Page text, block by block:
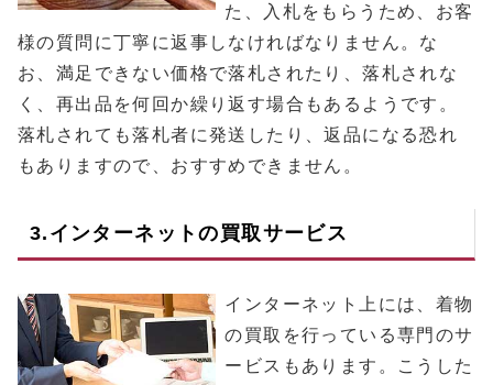
た、入札をもらうため、お客
様の質問に丁寧に返事しなければなりません。な
お、満足できない価格で落札されたり、落札されな
く、再出品を何回か繰り返す場合もあるようです。
落札されても落札者に発送したり、返品になる恐れ
もありますので、おすすめできません。
3.インターネットの買取サービス
インターネット上には、着物
の買取を行っている専門のサ
ービスもあります。こうした